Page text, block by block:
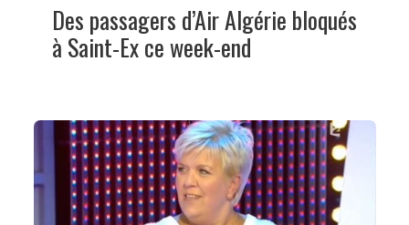
Des passagers d’Air Algérie bloqués
à Saint-Ex ce week-end